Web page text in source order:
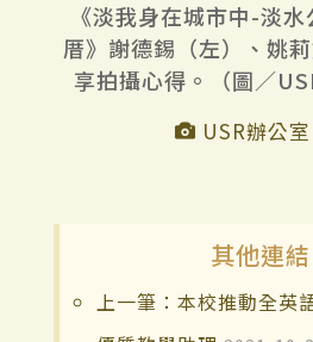
《淡我身在城市中-淡
厝》謝德錫（左）、姚
享拍攝心得。（圖／
USR辦公
其他連結
上一筆：本校推動全英